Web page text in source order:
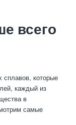
всего
сплавов, которые
каждый из
в
самые